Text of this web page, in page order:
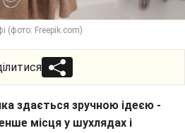
(фото: Freepik.com)
здається зручною ідеєю -
місця у шухлядах і